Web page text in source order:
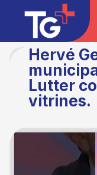
Hervé
Lutter
vitrines.